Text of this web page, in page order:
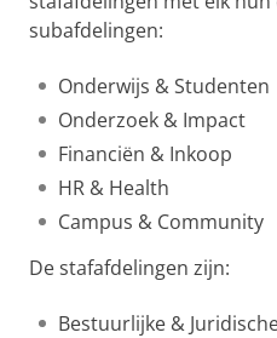
subafdelingen:
Onderwijs & Studenten
Onderzoek & Impact
Financiën & Inkoop
HR & Health
Campus & Community
De stafafdelingen zijn:
Bestuurlijke &